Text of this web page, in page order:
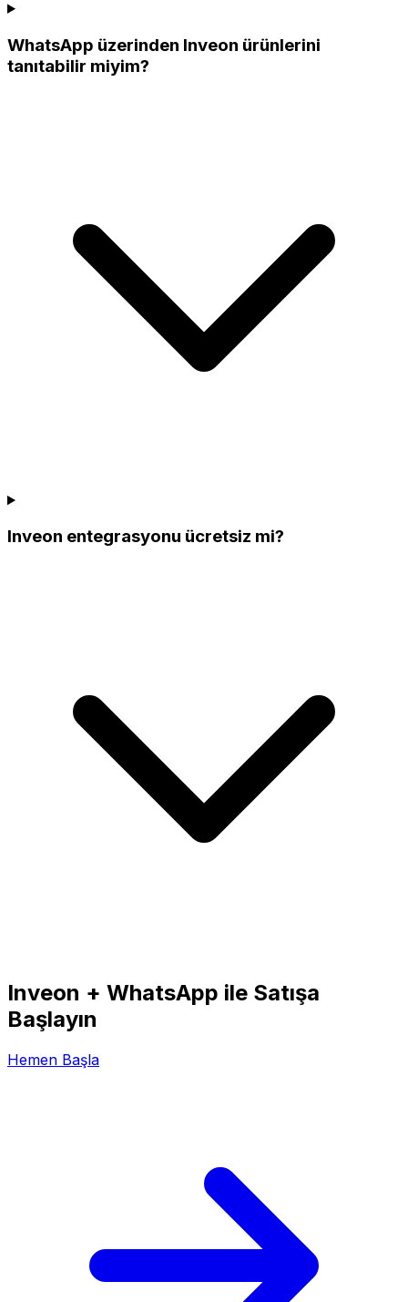
WhatsApp üzerinden Inveon ürünlerini
tanıtabilir miyim?
Inveon entegrasyonu ücretsiz mi?
Inveon + WhatsApp ile Satışa
Başlayın
Hemen Başla